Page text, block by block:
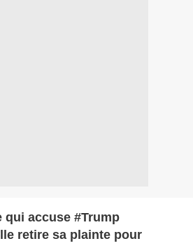
qui accuse #Trump
retire sa plainte pour